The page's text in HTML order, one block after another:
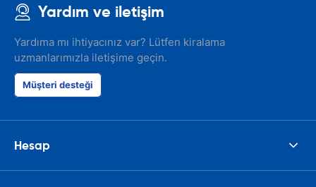
Yardım ve iletişim
Yardıma mı ihtiyacınız var? Lütfen kiralama
uzmanlarımızla iletişime geçin.
Müşteri desteği
Hesap